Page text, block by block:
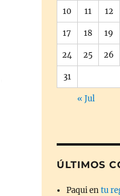
10 11 12
17 18 19
24 25 26
31
« Jul
ÚLTIMOS
Paquientu